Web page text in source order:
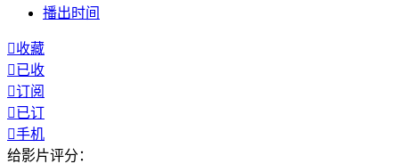
播出时间
收藏
已收
订阅
已订
手机
给影片评分：